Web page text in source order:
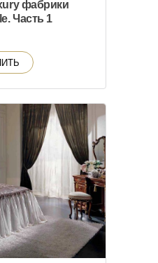
фабрики
Часть 1